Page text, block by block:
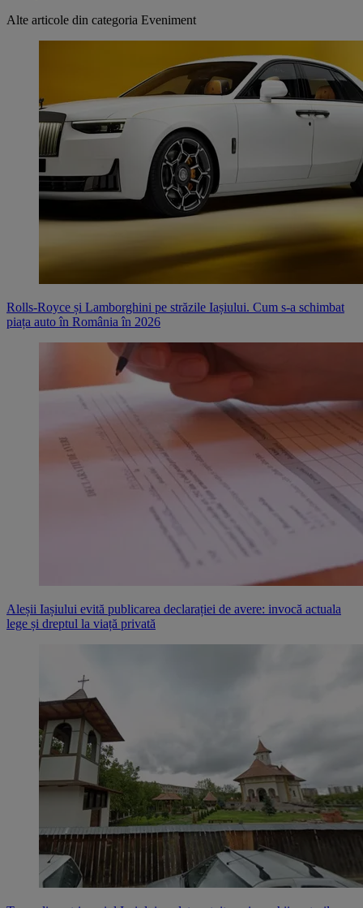
Alte articole din categoria Eveniment
Rolls-Royce și Lamborghini pe străzile Iașiului. Cum s-a schimbat
piața auto în România în 2026
Aleșii Iașiului evită publicarea declarației de avere: invocă actuala
lege și dreptul la viață privată